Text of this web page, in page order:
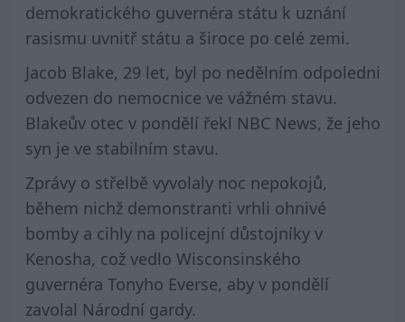
demokratického guvernéra státu k uznání
rasismu uvnitř státu a široce po celé zemi.
Jacob Blake, 29 let, byl po nedělním odpoledni
odvezen do nemocnice ve vážném stavu.
Blakeův otec v pondělí řekl NBC News, že jeho
syn je ve stabilním stavu.
Zprávy o střelbě vyvolaly noc nepokojů,
během nichž demonstranti vrhli ohnivé
bomby a cihly na policejní důstojníky v
Kenosha, což vedlo Wisconsinského
guvernéra Tonyho Everse, aby v pondělí
zavolal Národní gardy.